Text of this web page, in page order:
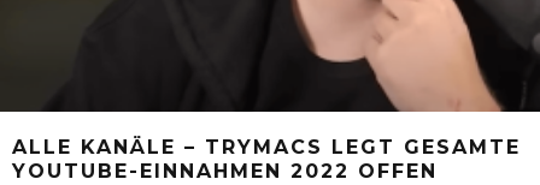
ALLE KANÄLE – TRYMACS LEGT GESAMTE
YOUTUBE-EINNAHMEN 2022 OFFEN